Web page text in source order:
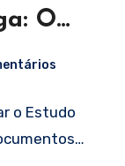
O
o Estudo